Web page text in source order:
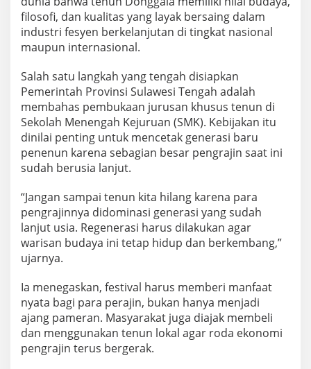
filosofi, dan kualitas yang layak bersaing dalam
industri fesyen berkelanjutan di tingkat nasional
maupun internasional.
Salah satu langkah yang tengah disiapkan
Pemerintah Provinsi Sulawesi Tengah adalah
membahas pembukaan jurusan khusus tenun di
Sekolah Menengah Kejuruan (SMK). Kebijakan itu
dinilai penting untuk mencetak generasi baru
penenun karena sebagian besar pengrajin saat ini
sudah berusia lanjut.
“Jangan sampai tenun kita hilang karena para
pengrajinnya didominasi generasi yang sudah
lanjut usia. Regenerasi harus dilakukan agar
warisan budaya ini tetap hidup dan berkembang,”
ujarnya.
Ia menegaskan, festival harus memberi manfaat
nyata bagi para perajin, bukan hanya menjadi
ajang pameran. Masyarakat juga diajak membeli
dan menggunakan tenun lokal agar roda ekonomi
pengrajin terus bergerak.